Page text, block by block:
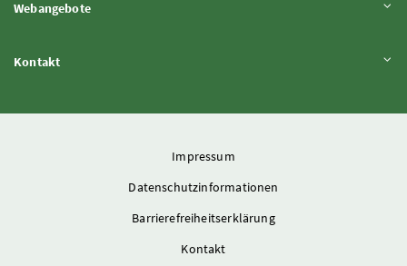
WebangeboteInhalt aufklappen
KontaktInhalt aufklappen
Impressum
Datenschutzinformationen
Barrierefreiheitserklärung
Kontakt